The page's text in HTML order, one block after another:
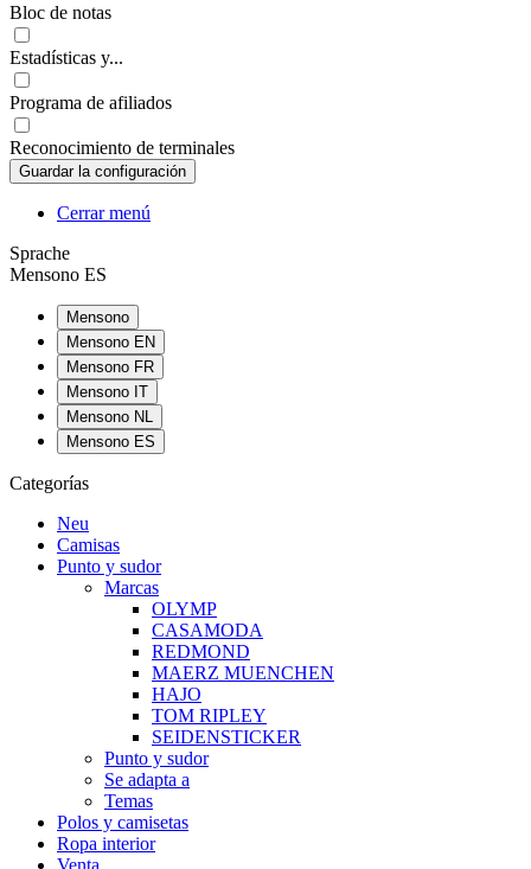
Bloc de notas
Estadísticas y...
Programa de afiliados
Reconocimiento de terminales
Cerrar menú
Sprache
Mensono ES
Mensono
Mensono EN
Mensono FR
Mensono IT
Mensono NL
Mensono ES
Categorías
Neu
Camisas
Punto y sudor
Marcas
OLYMP
CASAMODA
REDMOND
MAERZ MUENCHEN
HAJO
TOM RIPLEY
SEIDENSTICKER
Punto y sudor
Se adapta a
Temas
Polos y camisetas
Ropa interior
Venta